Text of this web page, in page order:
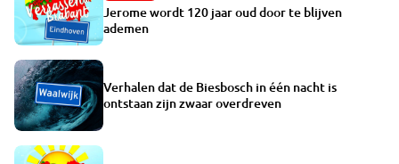
Jerome wordt 120 jaar oud door te blijven
ademen
Verhalen dat de Biesbosch in één nacht is
ontstaan zijn zwaar overdreven